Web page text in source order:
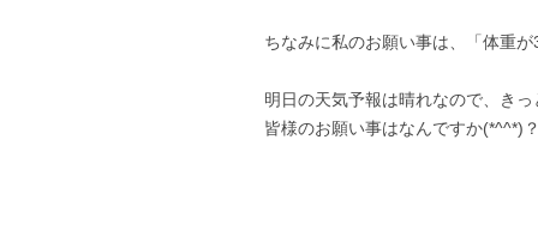
ちなみに私のお願い事は、「体重
明日の天気予報は晴れなので、き
皆様のお願い事はなんですか(*^^*)